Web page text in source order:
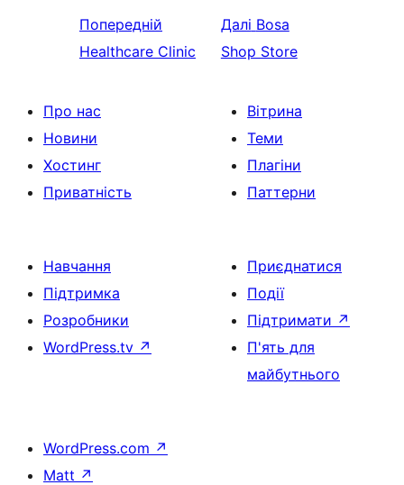
Попередній
Healthcare Clinic
Далі Bosa
Shop Store
Про нас
Новини
Хостинг
Приватність
Вітрина
Теми
Плагіни
Паттерни
Навчання
Підтримка
Розробники
WordPress.tv ↗
Приєднатися
Події
Підтримати ↗
П'ять для
майбутнього
WordPress.com ↗
Matt ↗